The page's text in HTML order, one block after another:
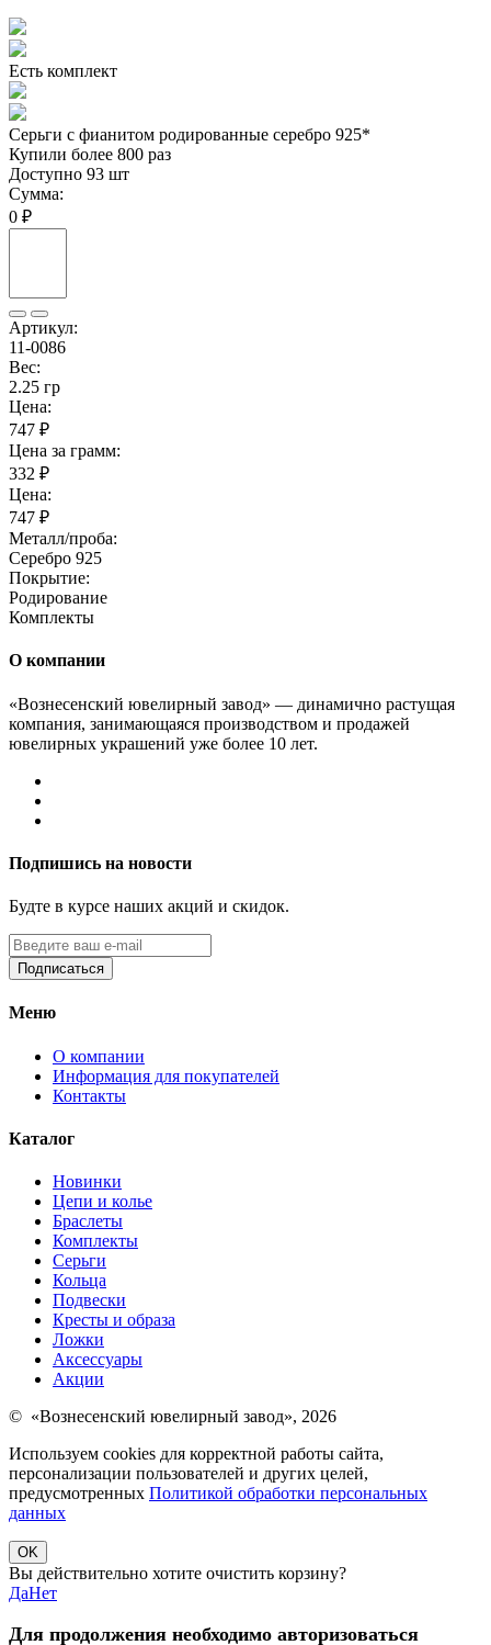
Есть комплект
Серьги с фианитом родированные серебро 925*
Купили более 800 раз
Доступно 93 шт
Сумма:
0 ₽
Артикул:
11-0086
Вес:
2.25 гр
Цена:
747 ₽
Цена за грамм:
332 ₽
Цена:
747 ₽
Металл/проба:
Серебро 925
Покрытие:
Родирование
Комплекты
О компании
«Вознесенский ювелирный завод» — динамично растущая
компания, занимающаяся производством и продажей
ювелирных украшений уже более 10 лет.
Подпишись на новости
Будте в курсе наших акций и скидок.
Подписаться
Меню
О компании
Информация для покупателей
Контакты
Каталог
Новинки
Цепи и колье
Браслеты
Комплекты
Серьги
Кольца
Подвески
Кресты и образа
Ложки
Аксессуары
Акции
© «Вознесенский ювелирный завод», 2026
Используем cookies для корректной работы сайта,
персонализации пользователей и других целей,
предусмотренных Политикой обработки персональных
данных
OK
Вы действительно хотите очистить корзину?
ДаНет
Для продолжения необходимо авторизоваться